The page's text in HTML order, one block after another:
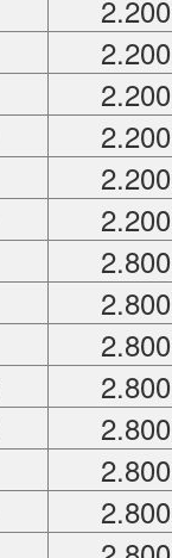
2.200
2.200
2.200
2.200
2.200
2.200
2.800
2.800
2.800
2.800
2.800
2.800
2.800